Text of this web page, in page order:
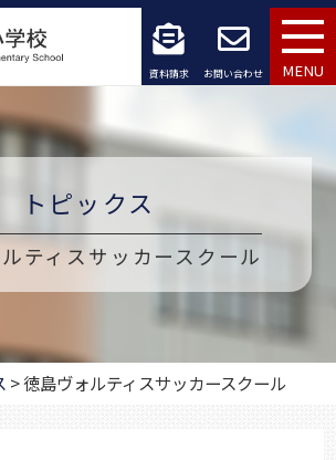
資料請求 お問い合わせ MENU
トピックス
ティスサッカースクール
>徳島ヴォルティスサッカースクール